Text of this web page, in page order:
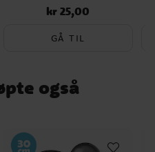
Pris:kr 25,00
kr 25,00
GÅ TIL
også